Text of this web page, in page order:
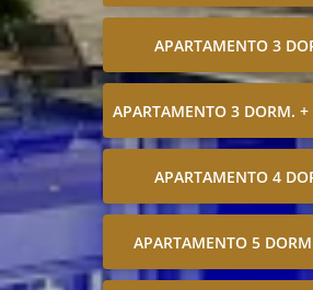
APARTAMENTO 3
APARTAMENTO 3 DORM. +
APARTAMENTO 4
APARTAMENTO 5